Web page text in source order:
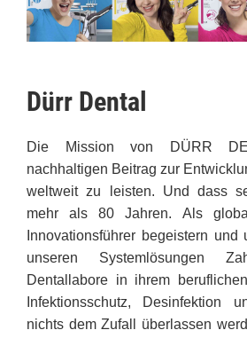
Dürr Dental
Die Mission von DÜRR
nachhaltigen Beitrag zur
weltweit zu leisten. Und dass
mehr als 80 Jahren. Als
Innovationsführer begeistern und
unseren Systemlösungen
Dentallabore in ihrem
Infektionsschutz, Desinfektion
nichts dem Zufall überlassen